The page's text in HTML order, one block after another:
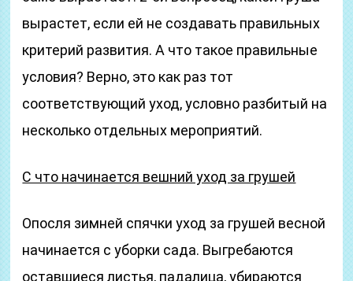
вырастет, если ей не создавать правильных
критерий развития. А что такое правильные
условия? Верно, это как раз тот
соответствующий уход, условно разбитый на
несколько отдельных мероприятий.
С что начинается вешний уход за грушей
Опосля зимней спячки уход за грушей весной
начинается с уборки сада. Выгребаются
оставшиеся листья, падалица, убираются